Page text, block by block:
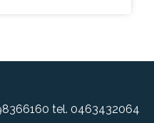
tel. 0463432064